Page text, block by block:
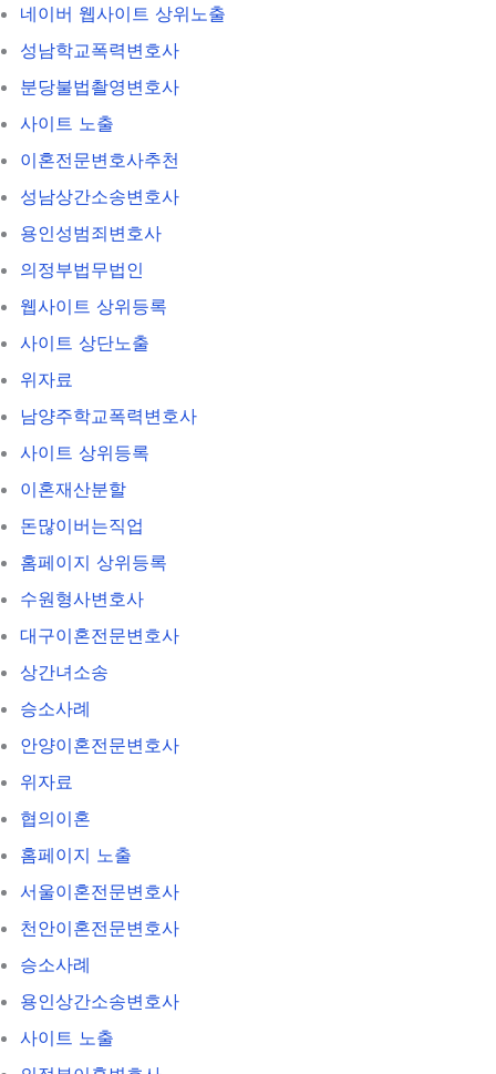
네이버 웹사이트 상위노출
성남학교폭력변호사
분당불법촬영변호사
사이트 노출
이혼전문변호사추천
성남상간소송변호사
용인성범죄변호사
의정부법무법인
웹사이트 상위등록
사이트 상단노출
위자료
남양주학교폭력변호사
사이트 상위등록
이혼재산분할
돈많이버는직업
홈페이지 상위등록
수원형사변호사
대구이혼전문변호사
상간녀소송
승소사례
안양이혼전문변호사
위자료
협의이혼
홈페이지 노출
서울이혼전문변호사
천안이혼전문변호사
승소사례
용인상간소송변호사
사이트 노출